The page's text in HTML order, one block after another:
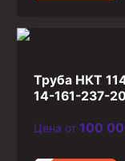
Труба НКТ
14-161-237-
Цена от 100